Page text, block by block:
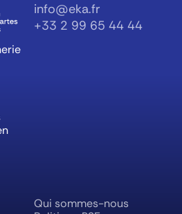
info@eka.fr
+33 2 99 65 44 44
Qui sommes-nous